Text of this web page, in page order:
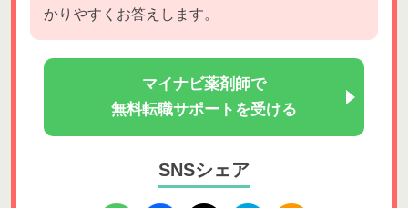
かりやすくお答えします。
マイナビ薬剤師で
無料転職サポートを受ける
SNSシェア